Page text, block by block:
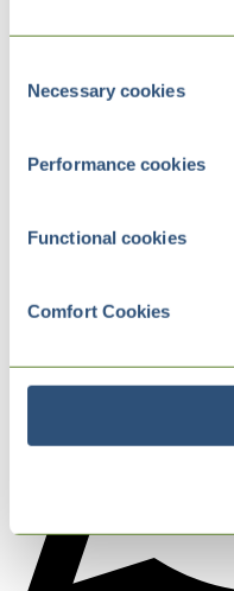
Selection
Necessary cookies
Performance cookies
Functional cookies
Comfort Cookies